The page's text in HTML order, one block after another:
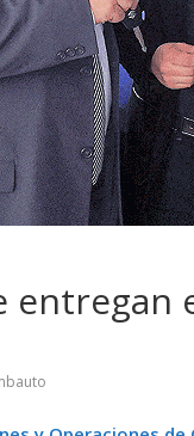
entregan